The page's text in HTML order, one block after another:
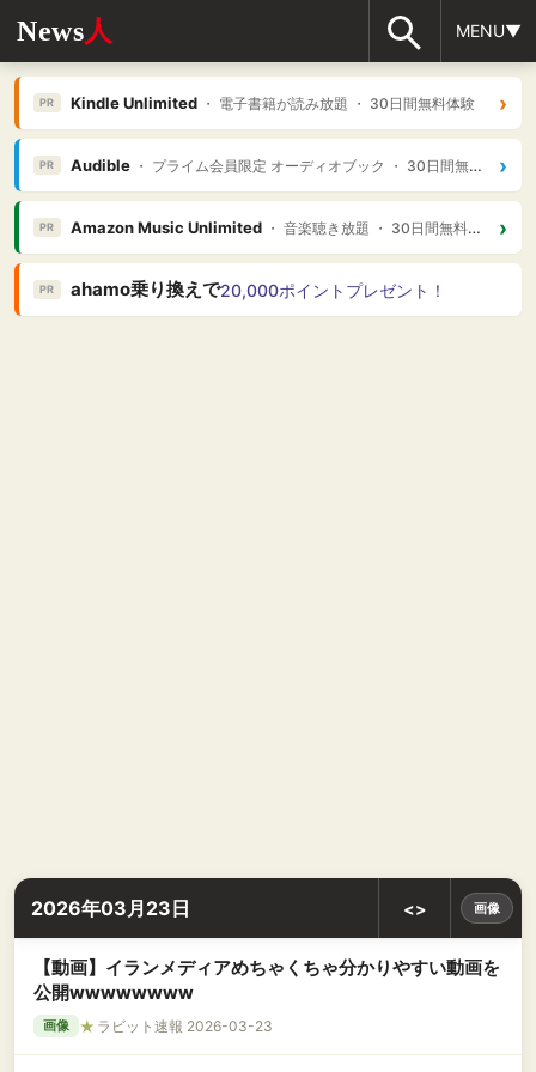
News人 MENU▼
PR Kindle Unlimited・ 電子書籍が読み放題 ・ 30日間無料体験 ›
PR Audible・ プライム会員限定 オーディオブック ・ 30日間無料体験 ›
PR Amazon Music Unlimited・ 音楽聴き放題 ・ 30日間無料体験 ›
PR ahamo乗り換えで20,000ポイントプレゼント！
2026年03月23日 <> 画像
【動画】イランメディアめちゃくちゃ分かりやすい動画を
公開wwwwwwww
画像 ★ ラビット速報 2026-03-23